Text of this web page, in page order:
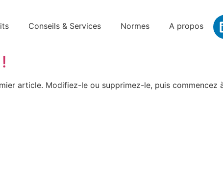
Conseils & Services Normes A propos
article. Modifiez-le ou supprimez-le, puis commencez